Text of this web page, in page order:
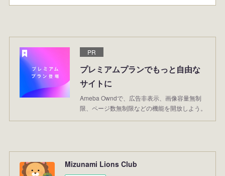
PR
プレミアムプランでもっと自由な
サイトに
Ameba Owndで、広告非表示、画像容量無制
限、ページ数無制限などの機能を開放しよう。
Mizunami Lions Club